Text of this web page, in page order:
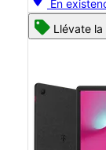
En
Llévate